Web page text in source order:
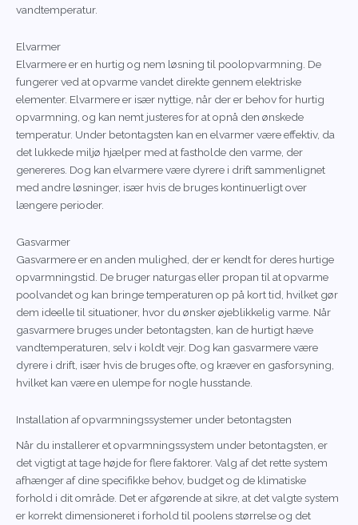
vandtemperatur.
Elvarmer
Elvarmere er en hurtig og nem løsning til poolopvarmning. De
fungerer ved at opvarme vandet direkte gennem elektriske
elementer. Elvarmere er især nyttige, når der er behov for hurtig
opvarmning, og kan nemt justeres for at opnå den ønskede
temperatur. Under betontagsten kan en elvarmer være effektiv, da
det lukkede miljø hjælper med at fastholde den varme, der
genereres. Dog kan elvarmere være dyrere i drift sammenlignet
med andre løsninger, især hvis de bruges kontinuerligt over
længere perioder.
Gasvarmer
Gasvarmere er en anden mulighed, der er kendt for deres hurtige
opvarmningstid. De bruger naturgas eller propan til at opvarme
poolvandet og kan bringe temperaturen op på kort tid, hvilket gør
dem ideelle til situationer, hvor du ønsker øjeblikkelig varme. Når
gasvarmere bruges under betontagsten, kan de hurtigt hæve
vandtemperaturen, selv i koldt vejr. Dog kan gasvarmere være
dyrere i drift, især hvis de bruges ofte, og kræver en gasforsyning,
hvilket kan være en ulempe for nogle husstande.
Installation af opvarmningssystemer under betontagsten
Når du installerer et opvarmningssystem under betontagsten, er
det vigtigt at tage højde for flere faktorer. Valg af det rette system
afhænger af dine specifikke behov, budget og de klimatiske
forhold i dit område. Det er afgørende at sikre, at det valgte system
er korrekt dimensioneret i forhold til poolens størrelse og det